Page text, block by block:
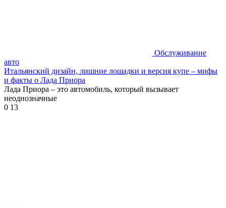
Обслуживание
авто
Итальянский дизайн, лишние лошадки и версия купе – мифы
и факты о Лада Приора
Лада Приора – это автомобиль, который вызывает
неоднозначные
0 13